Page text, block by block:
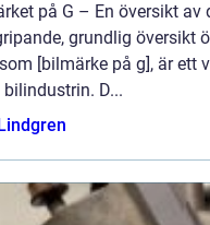
på G – En översikt av
grundlig översikt
[bilmärke på g], är ett
D...